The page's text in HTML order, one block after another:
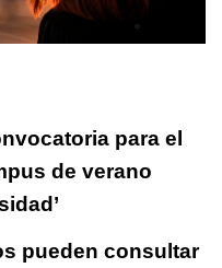
para el
de verano
pueden consultar